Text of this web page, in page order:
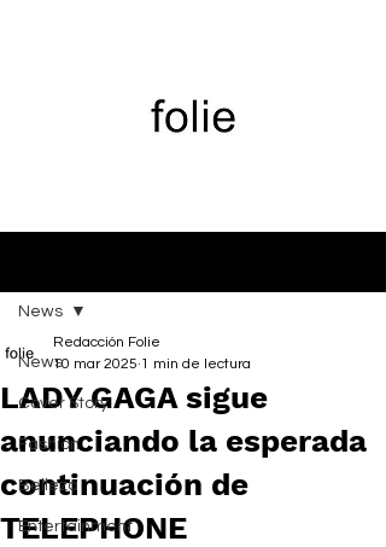
News
Cover Story
Fashion
Belleza
Entertainment
News
LADY GAGA sigue
anunciando la esperada
continuación de
TELEPHONE
Redacción Folie
10 mar 2025 1 min de lectura